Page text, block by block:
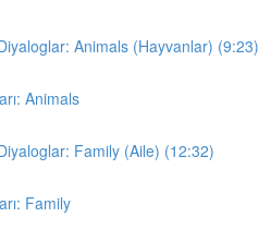
Animals (Hayvanlar) (9:23)
Animals
Family (Aile) (12:32)
Family